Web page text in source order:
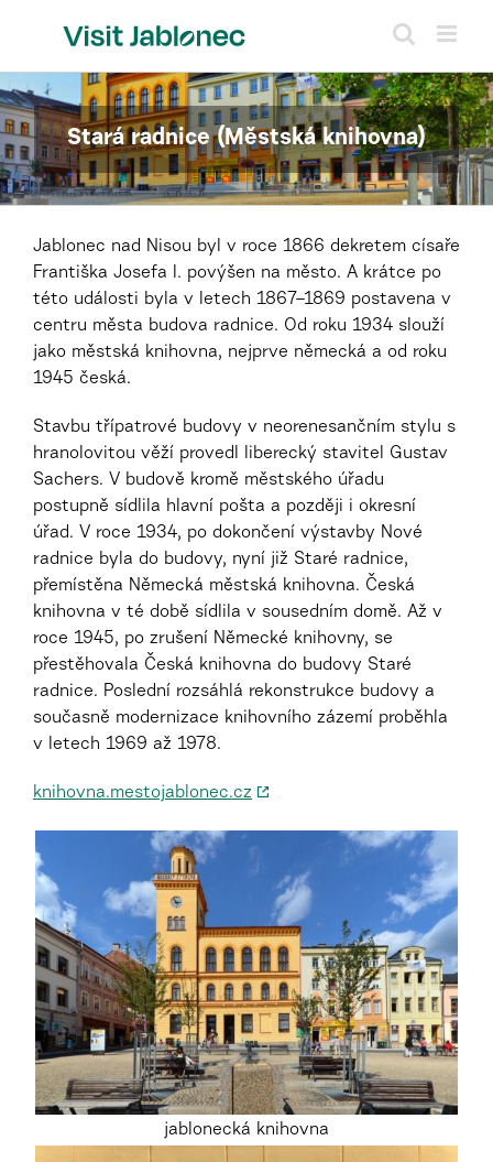
Stará radnice (Městská knihovna)
Jablonec nad Nisou byl v roce 1866 dekretem císaře
Františka Josefa I. povýšen na město. A krátce po
této události byla v letech 1867–1869 postavena v
centru města budova radnice. Od roku 1934 slouží
jako městská knihovna, nejprve německá a od roku
1945 česká.
Stavbu třípatrové budovy v neorenesančním stylu s
hranolovitou věží provedl liberecký stavitel Gustav
Sachers. V budově kromě městského úřadu
postupně sídlila hlavní pošta a později i okresní
úřad. V roce 1934, po dokončení výstavby Nové
radnice byla do budovy, nyní již Staré radnice,
přemístěna Německá městská knihovna. Česká
knihovna v té době sídlila v sousedním domě. Až v
roce 1945, po zrušení Německé knihovny, se
přestěhovala Česká knihovna do budovy Staré
radnice. Poslední rozsáhlá rekonstrukce budovy a
současně modernizace knihovního zázemí proběhla
v letech 1969 až 1978.
knihovna.mestojablonec.cz
jablonecká knihovna